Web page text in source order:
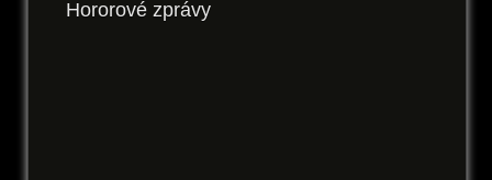
Hororové zprávy